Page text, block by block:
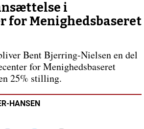
i
for Menighedsbaseret
Bent Bjerring-Nielsen en del
for Menighedsbaseret
25% stilling.
HANSEN